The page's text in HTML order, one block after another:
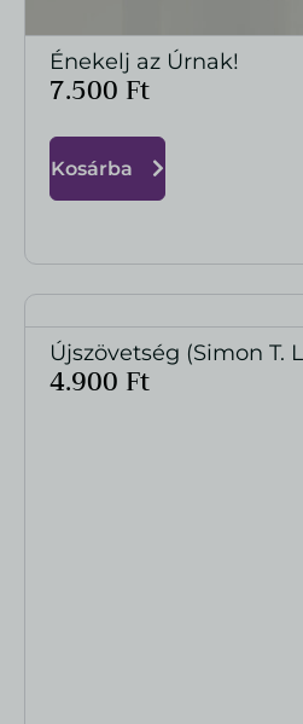
Énekelj az Úrnak!
7.500 Ft
Kosárba
Újszövetség (Simon T.
4.900 Ft